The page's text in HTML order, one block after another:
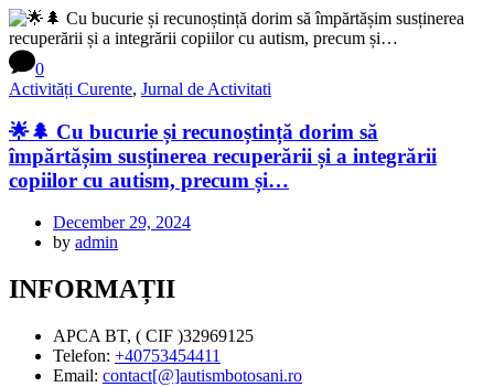
0
Activități Curente, Jurnal de Activitati
🌟🌲 Cu bucurie și recunoștință dorim să
împărtășim susținerea recuperării și a integrării
copiilor cu autism, precum și…
December 29, 2024
by admin
INFORMAȚII
APCA BT, ( CIF )32969125
Telefon: +40753454411
Email: contact[@]autismbotosani.ro